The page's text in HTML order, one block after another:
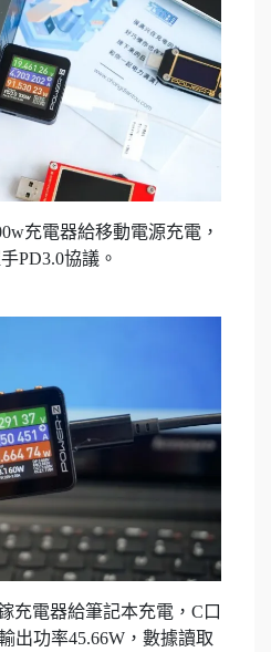
充電器給移動電源充電，
PD3.0協議。
充電器給筆記本充電，C口
出功率45.66W，數據讀取